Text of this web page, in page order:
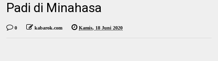
Padi di Minahasa
0 kabarok.com Kamis, 18 Juni 2020